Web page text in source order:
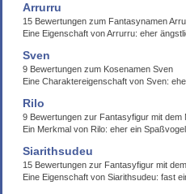
Arrurru
15 Bewertungen zum Fantasynamen
Eine Eigenschaft von Arrurru: eher
Sven
9 Bewertungen zum Kosenamen Sven
Eine Charaktereigenschaft von Sven:
Rilo
9 Bewertungen zur Fantasyfigur mit dem
Ein Merkmal von Rilo: eher ein Spaßvogel
Siarithsudeu
15 Bewertungen zur Fantasyfigur mit
Eine Eigenschaft von Siarithsudeu: fast